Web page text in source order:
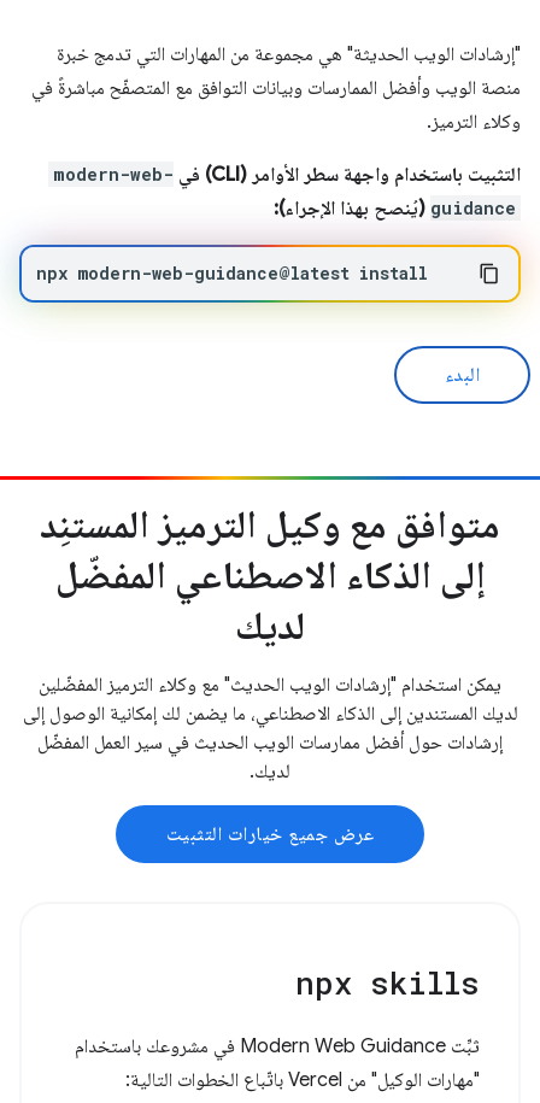
"إرشادات الويب الحديثة" هي مجموعة من المهارات التي تدمج خبرة
منصة الويب وأفضل الممارسات وبيانات التوافق مع المتصفّح مباشرةً في
وكلاء الترميز.
التثبيت باستخدام واجهة سطر الأوامر (CLI) في
modern-web-
guidance (يُنصح بهذا الإجراء):
npx modern-web-guidance@latest install
البدء
متوافق مع وكيل الترميز المستنِد
إلى الذكاء الاصطناعي المفضّل
لديك
يمكن استخدام "إرشادات الويب الحديث" مع وكلاء الترميز المفضّلين
لديك المستندين إلى الذكاء الاصطناعي، ما يضمن لك إمكانية الوصول إلى
إرشادات حول أفضل ممارسات الويب الحديث في سير العمل المفضّل
لديك.
عرض جميع خيارات التثبيت
npx skills
ثبِّت Modern Web Guidance في مشروعك باستخدام
"مهارات الوكيل" من Vercel باتّباع الخطوات التالية: